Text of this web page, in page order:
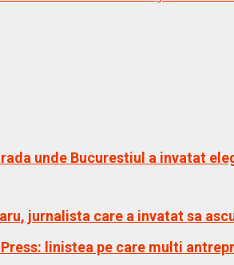
unde Bucurestiul a invatat
jurnalista care a invatat sa
linistea pe care multi